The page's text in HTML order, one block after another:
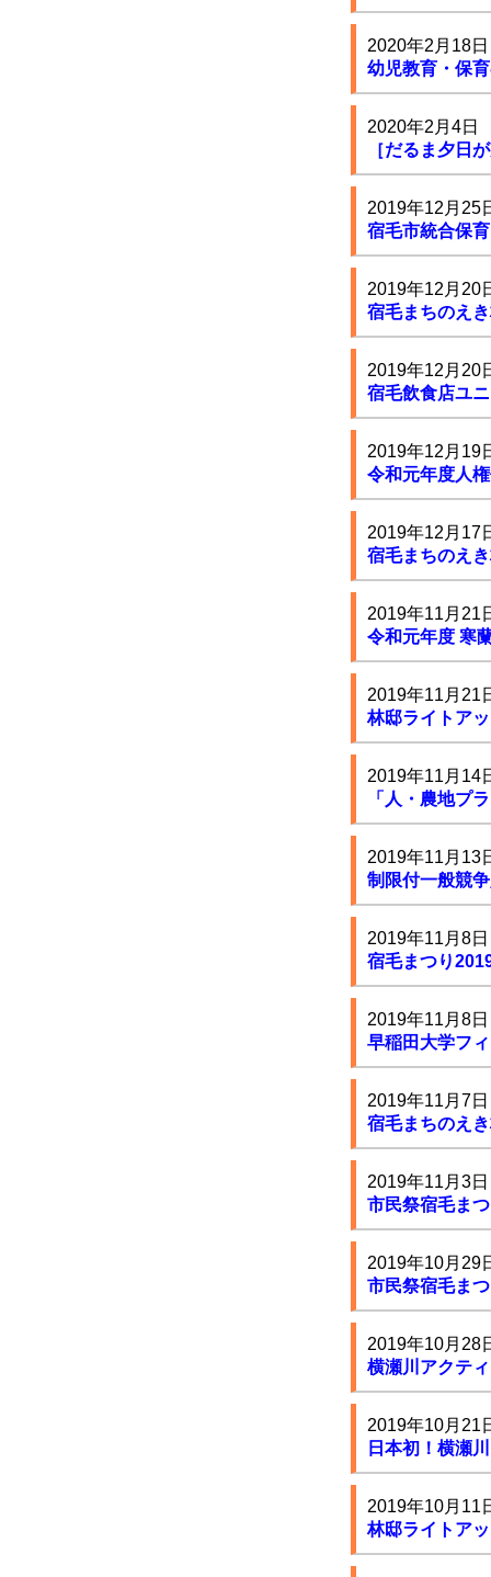
2020年2月18日
幼児教育・保
2020年2月4日
［だるま夕日
2019年12月25
宿毛市統合保
2019年12月20
宿毛まちのえ
2019年12月20
宿毛飲食店ユ
2019年12月19
令和元年度人
2019年12月17
宿毛まちのえ
2019年11月21
令和元年度 寒
2019年11月21
林邸ライトア
2019年11月14
「人・農地プ
2019年11月13
制限付一般競
2019年11月8日
宿毛まつり
2019年11月8日
早稲田大学フ
2019年11月7日
宿毛まちのえ
2019年11月3日
市民祭宿毛ま
2019年10月29
市民祭宿毛ま
2019年10月28
横瀬川アクテ
2019年10月21
日本初！横瀬
2019年10月11
林邸ライトア